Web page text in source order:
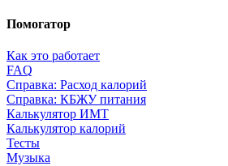
Помогатор
Как это работает
FAQ
Справка: Расход калорий
Справка: КБЖУ питания
Калькулятор ИМТ
Калькулятор калорий
Тесты
Музыка